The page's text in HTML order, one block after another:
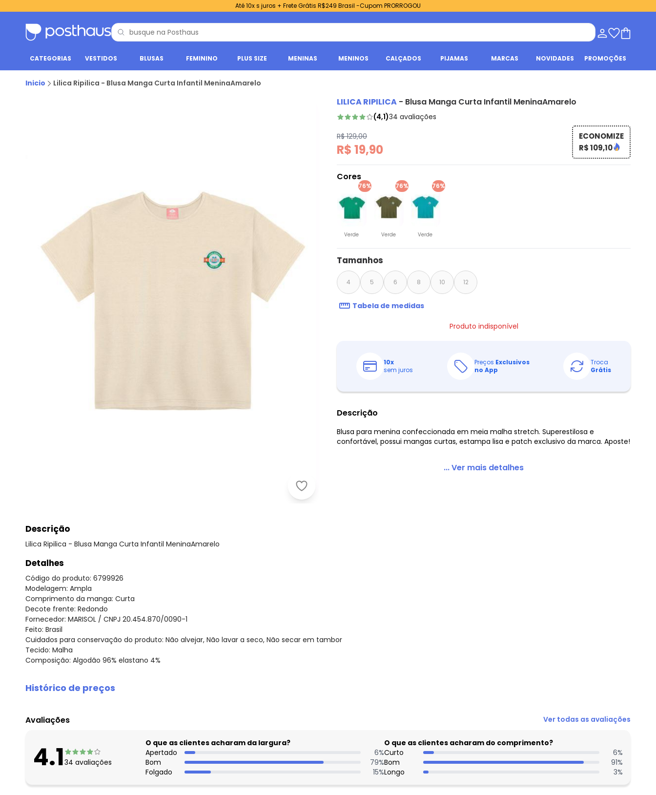
Até 10x s juros + Frete Grátis R$249 Brasil -Cupom PRORROGOU
CATEGORIAS VESTIDOS BLUSAS FEMININO PLUS SIZE MENINAS MENINOS CALÇADOS PIJAMAS MARCAS NOVIDADES PROMOÇÕES
Inicio Lilica Ripilica - Blusa Manga Curta Infantil MeninaAmarelo
Lilica Ripilica - Blusa Manga Curta Infantil MeninaAmarelo
LILICA RIPILICA - Blusa Manga Curta Infantil MeninaAmarelo
(4,1)34 avaliações
R$ 129,00
R$ 19,90
ECONOMIZE
R$ 109,10
Cores
76%
Verde
76%
Verde
76%
Verde
Tamanhos
4 5 6 8 10 12
Tabela de medidas
Produto indisponível
10x
sem juros
Preços Exclusivos
no App
Troca
Grátis
Descrição
Blusa para menina confeccionada em meia malha stretch. Superestilosa e
confortável, possui mangas curtas, estampa lisa e patch exclusivo da marca. Aposte!
... Ver mais detalhes
Descrição
Lilica Ripilica - Blusa Manga Curta Infantil MeninaAmarelo
Detalhes
Código do produto: 6799926
Modelagem: Ampla
Comprimento da manga: Curta
Decote frente: Redondo
Fornecedor: MARISOL / CNPJ 20.454.870/0090-1
Feito: Brasil
Cuidados para conservação do produto: Não alvejar, Não lavar a seco, Não secar em tambor
Tecido: Malha
Composição: Algodão 96% elastano 4%
Histórico de preços
agosto/2026
N/D*
maio/2026 N/D*
abril/2026 N/D*
N/D*
fevereiro/2026 R$ 19,9
Avaliações Ver todas as avaliações
4.134 avaliações
O que as clientes acharam da largura?
Apertado
6%
Bom
79%
Folgado
15%
O que as clientes acharam do comprimento?
Curto
6%
Bom
91%
Longo
3%